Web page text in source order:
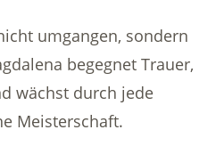
umgangen, sondern
begegnet Trauer,
wächst durch jede
Meisterschaft.